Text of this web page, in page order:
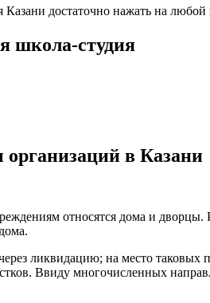
Казани достаточно нажать на
школа-студия
в Казани
относятся дома и
ликвидацию; на место
Ввиду многочисленных